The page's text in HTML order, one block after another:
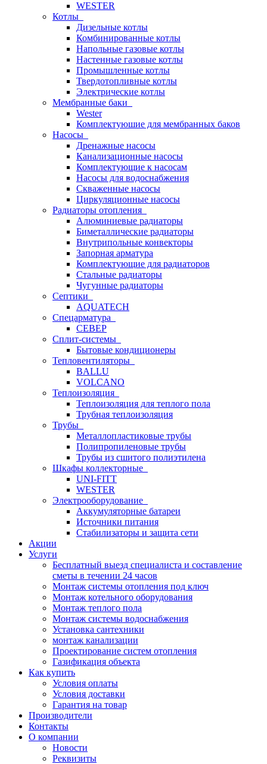
WESTER
Котлы
Дизельные котлы
Комбинированные котлы
Напольные газовые котлы
Настенные газовые котлы
Промышленные котлы
Твердотопливные котлы
Электрические котлы
Мембранные баки
Wester
Комплектуюшие для мембранных баков
Насосы
Дренажные насосы
Канализационные насосы
Комплектующие к насосам
Насосы для водоснабжения
Скваженные насосы
Циркуляционные насосы
Радиаторы отопления
Алюминиевые радиаторы
Биметаллические радиаторы
Внутрипольные конвекторы
Запорная арматура
Комплектующие для радиаторов
Стальные радиаторы
Чугунные радиаторы
Септики
AQUATECH
Спецарматура
СЕВЕР
Сплит-системы
Бытовые кондиционеры
Тепловентиляторы
BALLU
VOLCANO
Теплоизоляция
Теплоизоляция для теплого пола
Трубная теплоизоляция
Трубы
Металлопластиковые трубы
Полипропиленовые трубы
Трубы из сшитого полиэтилена
Шкафы коллекторные
UNI-FITT
WESTER
Электрооборудование
Аккумуляторные батареи
Источники питания
Стабилизаторы и защита сети
Акции
Услуги
Бесплатный выезд специалиста и составление
сметы в течении 24 часов
Монтаж системы отопления под ключ
Монтаж котельного оборудования
Монтаж теплого пола
Монтаж системы водоснабжения
Установка сантехники
монтаж канализации
Проектирование систем отопления
Газификация объекта
Как купить
Условия оплаты
Условия доставки
Гарантия на товар
Производители
Контакты
О компании
Новости
Реквизиты